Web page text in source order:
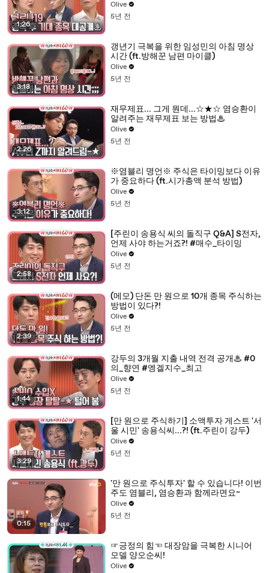
1:26
Olive
5년 전
3:18
갱년기 극복을 위한 임성민의 아침 명상
시간 (ft.방해꾼 남편 마이클)
Olive
5년 전
2:26
재무제표... 그게 뭔데...☆★☆ 염승환이
알려주는 재무제표 보는 방법♨
Olive
5년 전
3:12
※염블리 명언※ 주식은 타이밍보다 이유
가 중요하다 (ft.시가총액 분석 방법)
Olive
5년 전
2:58
[주린이 송용식 씨의 돌직구 Q&A] S전자,
언제 사야 하는거죠?! #매수_타이밍
Olive
5년 전
2:39
(메모) 단돈 만 원으로 10개 종목 주식하는
방법이 있다?!
Olive
5년 전
1:44
강두의 3개월 지출 내역 전격 공개♨ #0
의_향연 #엥겔지수_최고
Olive
5년 전
3:29
[만 원으로 주식하기] 소액투자 게스트 '서
울 시민' 송용식씨...?! (ft.주린이 강두)
Olive
5년 전
0:15
'만 원으로 주식투자' 할 수 있습니다! 이번
주도 염블리, 염승환과 함께라면요~
Olive
5년 전
☞긍정의 힘☜ 대장암을 극복한 시니어
모델 양오순씨!
Olive